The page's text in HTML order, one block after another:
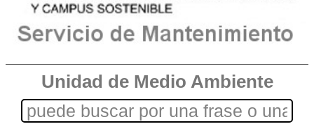
Unidad de Medio Ambiente